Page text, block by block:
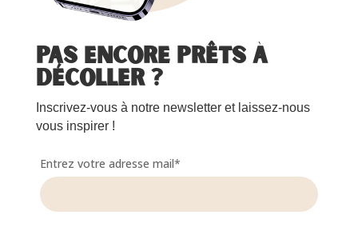
Pas encore prêts à
décoller ?
Inscrivez-vous à notre newsletter et laissez-nous
vous inspirer !
Entrez votre adresse mail*